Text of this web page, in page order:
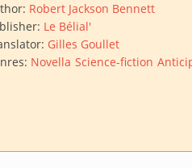
Robert Jackson Bennett
Le Bélial'
Gilles Goullet
Novella Science-fiction